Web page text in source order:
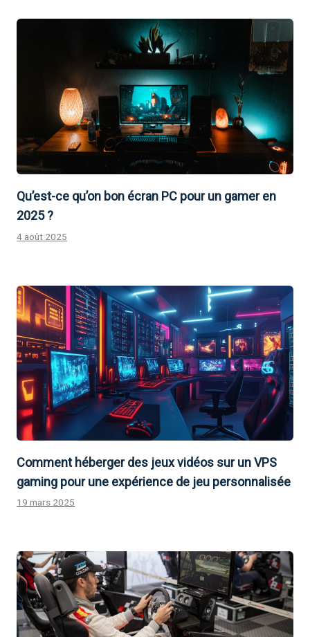
Qu’est-ce qu’on bon écran PC pour un gamer en
2025 ?
4 août 2025
Comment héberger des jeux vidéos sur un VPS
gaming pour une expérience de jeu personnalisée
19 mars 2025